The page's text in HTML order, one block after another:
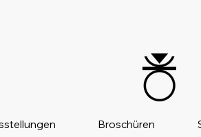
Broschüren